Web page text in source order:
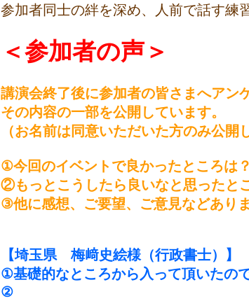
参加者同士の絆を深め、人前で話す練
＜参加者の声＞
講演会終了後に参加者の皆さまへアン
その内容の一部を公開しています。
（お名前は同意いただいた方のみ公開
①今回のイベントで良かったところは？
②もっとこうしたら良いなと思ったと
③他に感想、ご要望、ご意見などあり
【埼玉県 梅﨑史絵様（行政書士）】
①基礎的なところから入って頂いたの
②